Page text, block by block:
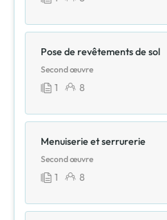
Pose de revêtements de sol
Second œuvre
1 8
Menuiserie et serrurerie
Second œuvre
1 8